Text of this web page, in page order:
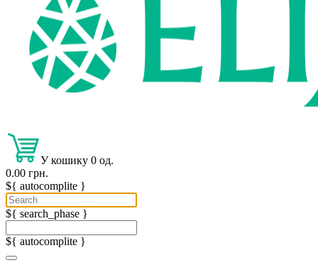
У кошику 0 од.
0.00 грн.
${ autocomplite }
${ search_phase }
${ autocomplite }